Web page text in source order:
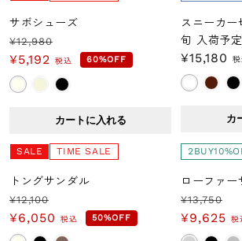
サボシューズ
通
常
価
¥12,980
セ
ー
ル
¥5,192 税込 60%OFF
カートに入れる
スニーカ
旬 入荷予定
通
常
価
¥15,180 税
カ
SALE TIME SALE
トングサンダル
通
常
¥12,100
セ
ー
¥6,050 税込 50%OFF
ローファー
通
常
¥13,750
セ
ー
¥9,625 税